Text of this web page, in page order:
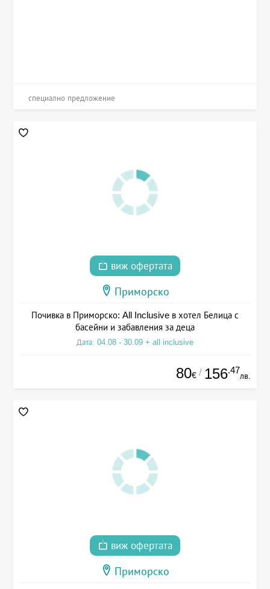
специално предложение
виж офертата
Приморско
Почивка в Приморско: All Inclusive в хотел Белица с
басейни и забавления за деца
Дата: 04.08 - 30.09 + all inclusive
80€ / 156.47
лв.
виж офертата
Приморско